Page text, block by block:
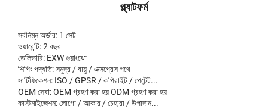
প্ল্যাটফর্ম
সর্বনিম্ন অর্ডার: 1 সেট
ওয়ারেন্টি: 2 বছর
ডেলিভারি: EXW গুয়াংঝো
শিপিং পদ্ধতি: সমুদ্র / বায়ু / এক্সপ্রেস পথে
সার্টিফিকেশন: ISO / GPSR / কপিরাইট / পেটেন্ট...
OEM সেবা: OEM গ্রহণ করা হয় ODM গ্রহণ করা হয়
কাস্টমাইজেশন: লোগো / আকার / চেহারা / উপাদান...